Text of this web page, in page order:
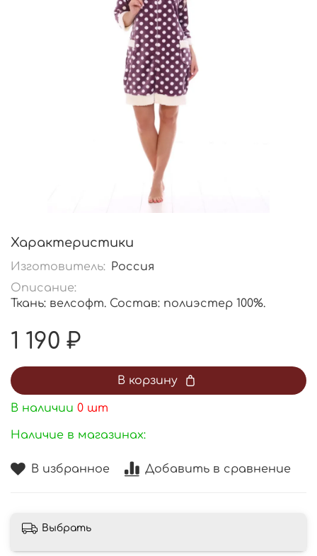
В избранное Добавить в сравнение
Характеристики
Изготовитель: Россия
Описание:
Ткань: велсофт. Состав: полиэстер 100%.
1 190 ₽
В корзину
В наличии 0 шт
Наличие в магазинах:
Выбрать